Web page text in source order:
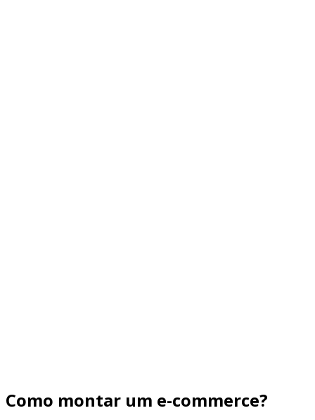
Como montar um e-commerce?